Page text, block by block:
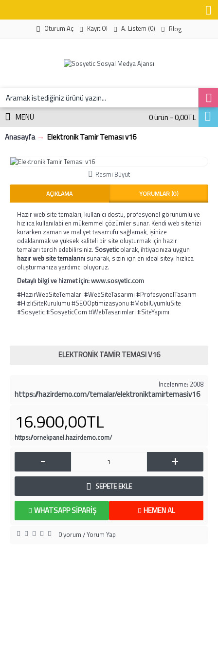
Oturum Aç Kayıt Ol A. Listem (0) Blog
0 ürün - 0,00TL
MENÜ
Anasayfa
Elektronik Tamir Teması v16
Resmi Büyüt
AÇIKLAMA YORUMLAR (0)
Hazır web site temaları, kullanıcı dostu, profesyonel görünümlü ve
hızlıca kullanılabilen mükemmel çözümler sunar. Kendi web sitenizi
kurarken zaman ve maliyet tasarrufu sağlamak, işinize
odaklanmak ve yüksek kaliteli bir site oluşturmak için hazır
temaları tercih edebilirsiniz. Sosyetic olarak, ihtiyacınıza uygun
hazır web site temalarını sunarak, sizin için en ideal siteyi hızlıca
oluşturmanıza yardımcı oluyoruz.
Detaylı bilgi ve hizmet için:www.sosyetic.com
#HazırWebSiteTemaları #WebSiteTasarımı #ProfesyonelTasarım
#HızlıSiteKurulumu #SEOOptimizasyonu #MobilUyumluSite
#Sosyetic #SosyeticCom #WebTasarımları #SiteYapımı
ELEKTRONIK TAMIR TEMASI V16
İncelenme: 2008
https://hazirdemo.com/temalar/elektroniktamirtemasiv16
16.900,00TL
https://ornekpanel.hazirdemo.com/
- +
SEPETE EKLE
HEMEN AL
WHATSAPP SIPARIŞ
0 yorum /Yorum Yap